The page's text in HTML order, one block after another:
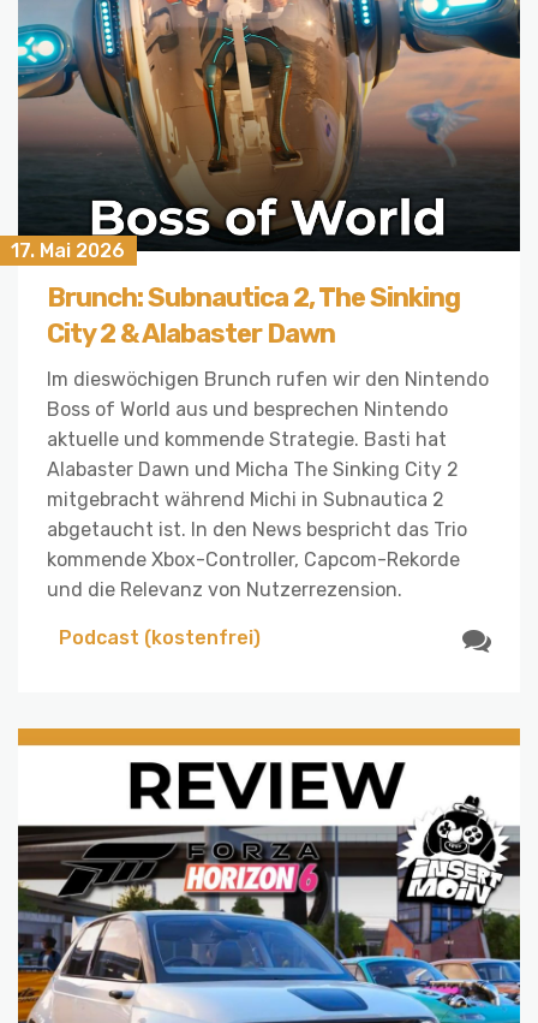
17. Mai 2026
Brunch: Subnautica 2, The Sinking
City 2 & Alabaster Dawn
Im dieswöchigen Brunch rufen wir den Nintendo
Boss of World aus und besprechen Nintendo
aktuelle und kommende Strategie. Basti hat
Alabaster Dawn und Micha The Sinking City 2
mitgebracht während Michi in Subnautica 2
abgetaucht ist. In den News bespricht das Trio
kommende Xbox-Controller, Capcom-Rekorde
und die Relevanz von Nutzerrezension.
Podcast (kostenfrei)